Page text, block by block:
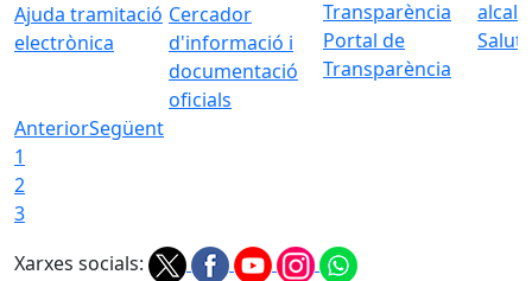
Ajuda tramitació
electrònica
Cercador
d'informació i
documentació
oficials
Portal de
Transparència
AnteriorSegüent
1
2
3
Xarxes socials: